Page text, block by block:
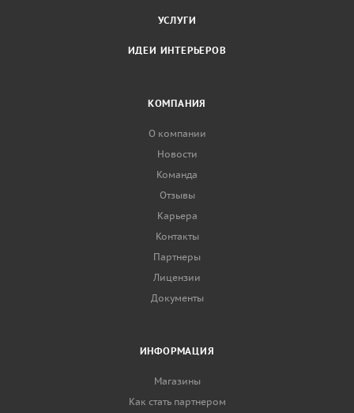
УСЛУГИ
ИДЕИ ИНТЕРЬЕРОВ
КОМПАНИЯ
О компании
Новости
Команда
Отзывы
Карьера
Контакты
Партнеры
Лицензии
Документы
ИНФОРМАЦИЯ
Магазины
Как стать партнером